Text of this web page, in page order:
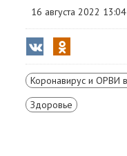
16 августа 2022 13:04
Здоровье